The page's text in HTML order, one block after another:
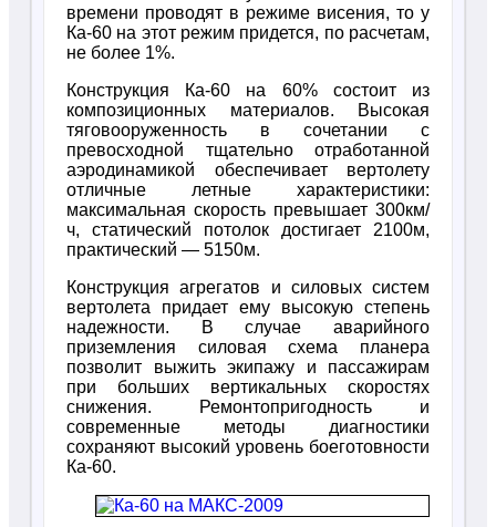
времени проводят в режиме висения, то у
Ка-60 на этот режим придется, по расчетам,
не более 1%.
Конструкция Ка-60 на 60% состоит из
композиционных материалов. Высокая
тяговооруженность в сочетании с
превосходной тщательно отработанной
аэродинамикой обеспечивает вертолету
отличные летные характеристики:
максимальная скорость превышает 300км/
ч, статический потолок достигает 2100м,
практический — 5150м.
Конструкция агрегатов и силовых систем
вертолета придает ему высокую степень
надежности. В случае аварийного
приземления силовая схема планера
позволит выжить экипажу и пассажирам
при больших вертикальных скоростях
снижения. Ремонтопригодность и
современные методы диагностики
сохраняют высокий уровень боеготовности
Ка-60.